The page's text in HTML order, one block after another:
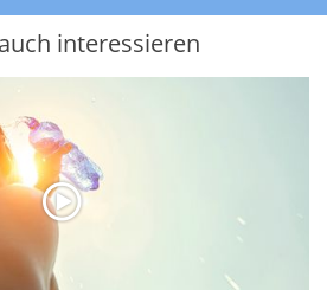
interessieren